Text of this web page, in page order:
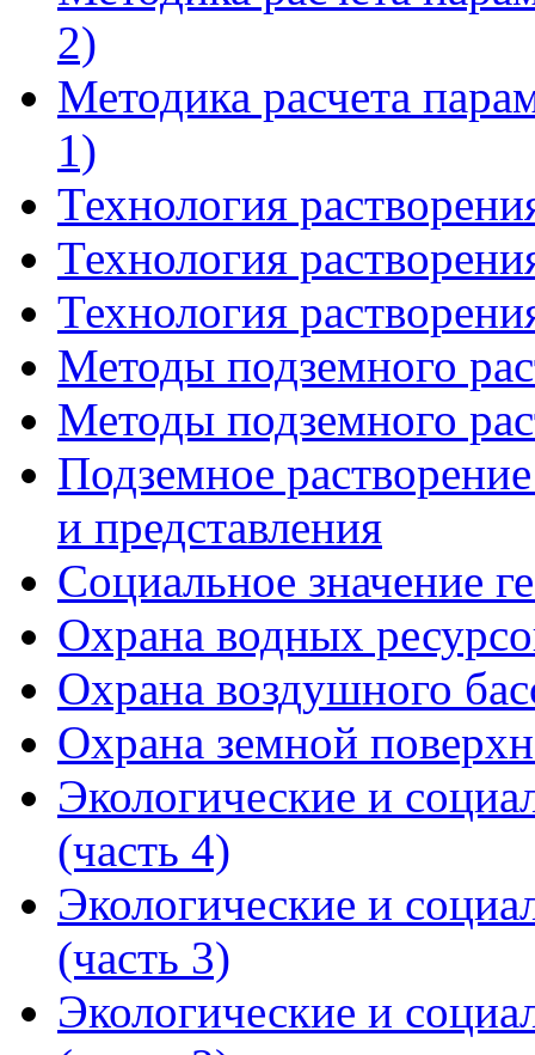
2)
Методика расчета
1)
Технология
Технология
Технология
Методы подземного
Методы подземного
Подземное
и представления
Социальное значение
Охрана водных
Охрана воздушного
Охрана земной
Экологические и
(часть 4)
Экологические и
(часть 3)
Экологические и